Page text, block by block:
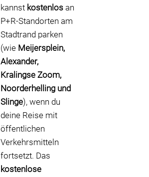
kannst kostenlos an
P+R-Standorten am
Stadtrand parken
(wie Meijersplein,
Alexander,
Kralingse Zoom,
Noorderhelling und
Slinge), wenn du
deine Reise mit
öffentlichen
Verkehrsmitteln
fortsetzt. Das
kostenlose